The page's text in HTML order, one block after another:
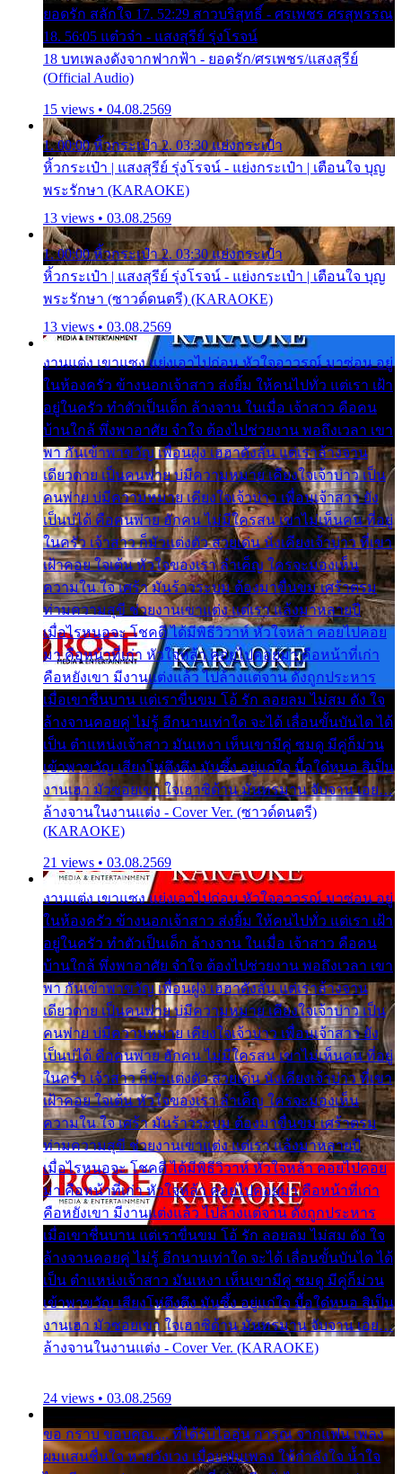
ยอดรัก สลักใจ 17. 52:29 สาวบริสุทธิ์ - ศรเพชร ศรสุพรรณ
18. 56:05 แต๋วจ๋า - แสงสุรีย์ รุ่งโรจน์
18 บทเพลงดังจากฟากฟ้า - ยอดรัก/ศรเพชร/แสงสุรีย์
(Official Audio)
15 views • 04.08.2569
1. 00:00 หิ้วกระเป๋า 2. 03:30 แย่งกระเป๋า
หิ้วกระเป๋า | แสงสุรีย์ รุ่งโรจน์ - แย่งกระเป๋า | เตือนใจ บุญ
พระรักษา (KARAOKE)
13 views • 03.08.2569
1. 00:00 หิ้วกระเป๋า 2. 03:30 แย่งกระเป๋า
หิ้วกระเป๋า | แสงสุรีย์ รุ่งโรจน์ - แย่งกระเป๋า | เตือนใจ บุญ
พระรักษา (ซาวด์ดนตรี) (KARAOKE)
13 views • 03.08.2569
งานแต่ง เขาแซง แย่งเอาไปก่อน หัวใจอาวรณ์ มาซ่อน อยู่
ในห้องครัว ข้างนอกเจ้าสาว ส่งยิ้ม ให้คนไปทั่ว แต่เรา เฝ้า
อยู่ในครัว ทำตัวเป็นเด็ก ล้างจาน ในเมื่อ เจ้าสาว คือคน
บ้านใกล้ พึ่งพาอาศัย จำใจ ต้องไปช่วยงาน พอถึงเวลา เขา
พา กันเข้าพาขวัญ เพื่อนฝูง เฮฮาดังลั่น แต่เราล้างจาน
เดียวดาย เป็นคนพ่าย บ่มีความหมาย เคียงใจเจ้าบ่าว เป็น
คนพ่าย บ่มีความหมาย เคียงใจเจ้าบ่าว เพื่อนเจ้าสาว ยัง
เป็นบ่ได้ คือคนพ่าย ฮักคน ไม่มีใครสน เขาไม่เห็นคน ที่อยู่
ในครัว เจ้าสาว ก็มัวแต่งตัว สวยเด่น นั่งเคียงเจ้าบ่าว ที่เขา
เฝ้าคอย ใจเต้น หัวใจของเรา ลำเค็ญ ใครจะมองเห็น
ความใน ใจ เศร้า มันร้าวระบม ต้องมาขื่นขม เศร้าตรม
ท่ามความสุขี ช่วยงานเขาแต่ง แต่เรา แล้งมาหลายปี
เมื่อไรหนอจะ โชคดี ได้มีพิธีวิวาห์ หัวใจหล้า คอยไปคอย
มา คือหน้าที่เก่า หัวใจหล้า คอยไปคอยมา คือหน้าที่เก่า
คือหยังเขา มีงานแต่งแล้ว ไปล้างแต่จาน ดั่งถูกประหาร
เมื่อเขาชื่นบาน แต่เราขื่นขม โอ้ รัก ลอยลม ไม่สม ดัง ใจ
ล้างจานคอยคู่ ไม่รู้ อีกนานเท่าใด จะได้ เลื่อนขั้นบันได ได้
เป็น ตำแหน่งเจ้าสาว มันเหงา เห็นเขามีคู่ ซมดู มีคู่ก็ม่วน
เข้าพาขวัญ เสียงโห่ตึงตึง มันซึ้ง อยู่แก่ใจ มื้อใด๋หนอ สิเป็น
งานเฮา มัวซอยเขา ใจเฮาซิด้าน มันทรมาน จับจาน เอย…
ล้างจานในงานแต่ง - Cover Ver. (ซาวด์ดนตรี)
(KARAOKE)
21 views • 03.08.2569
งานแต่ง เขาแซง แย่งเอาไปก่อน หัวใจอาวรณ์ มาซ่อน อยู่
ในห้องครัว ข้างนอกเจ้าสาว ส่งยิ้ม ให้คนไปทั่ว แต่เรา เฝ้า
อยู่ในครัว ทำตัวเป็นเด็ก ล้างจาน ในเมื่อ เจ้าสาว คือคน
บ้านใกล้ พึ่งพาอาศัย จำใจ ต้องไปช่วยงาน พอถึงเวลา เขา
พา กันเข้าพาขวัญ เพื่อนฝูง เฮฮาดังลั่น แต่เราล้างจาน
เดียวดาย เป็นคนพ่าย บ่มีความหมาย เคียงใจเจ้าบ่าว เป็น
คนพ่าย บ่มีความหมาย เคียงใจเจ้าบ่าว เพื่อนเจ้าสาว ยัง
เป็นบ่ได้ คือคนพ่าย ฮักคน ไม่มีใครสน เขาไม่เห็นคน ที่อยู่
ในครัว เจ้าสาว ก็มัวแต่งตัว สวยเด่น นั่งเคียงเจ้าบ่าว ที่เขา
เฝ้าคอย ใจเต้น หัวใจของเรา ลำเค็ญ ใครจะมองเห็น
ความใน ใจ เศร้า มันร้าวระบม ต้องมาขื่นขม เศร้าตรม
ท่ามความสุขี ช่วยงานเขาแต่ง แต่เรา แล้งมาหลายปี
เมื่อไรหนอจะ โชคดี ได้มีพิธีวิวาห์ หัวใจหล้า คอยไปคอย
มา คือหน้าที่เก่า หัวใจหล้า คอยไปคอยมา คือหน้าที่เก่า
คือหยังเขา มีงานแต่งแล้ว ไปล้างแต่จาน ดั่งถูกประหาร
เมื่อเขาชื่นบาน แต่เราขื่นขม โอ้ รัก ลอยลม ไม่สม ดัง ใจ
ล้างจานคอยคู่ ไม่รู้ อีกนานเท่าใด จะได้ เลื่อนขั้นบันได ได้
เป็น ตำแหน่งเจ้าสาว มันเหงา เห็นเขามีคู่ ซมดู มีคู่ก็ม่วน
เข้าพาขวัญ เสียงโห่ตึงตึง มันซึ้ง อยู่แก่ใจ มื้อใด๋หนอ สิเป็น
งานเฮา มัวซอยเขา ใจเฮาซิด้าน มันทรมาน จับจาน เอย…
ล้างจานในงานแต่ง - Cover Ver. (KARAOKE)
24 views • 03.08.2569
ขอ กราบ ขอบคุณ.... ที่ได้รับไออุ่น การุณ จากแฟน เพลง
ผมแสนชื่นใจ หายวังเวง เมื่อแฟนเพลง ให้กำลังใจ น้ำใจ